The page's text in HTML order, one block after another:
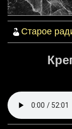
Старое